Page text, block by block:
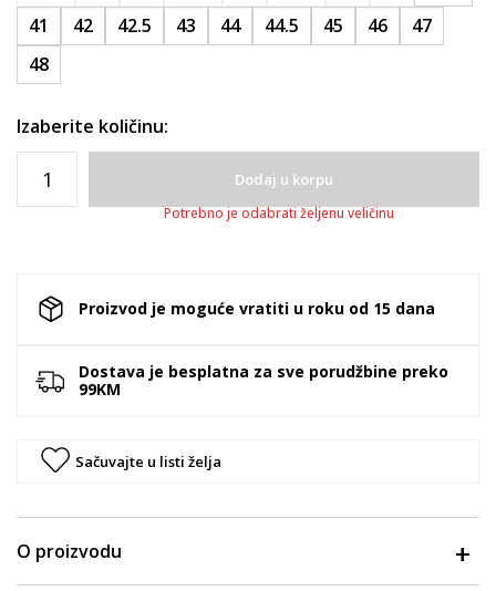
41
42 42.5 43 44 44.5 45 46
47
48
Izaberite količinu:
Dodaj u korpu
Potrebno je odabrati željenu veličinu
Proizvod je moguće vratiti u roku od 15 dana
Dostava je besplatna za sve porudžbine preko
99KM
Sačuvajte u listi želja
O proizvodu